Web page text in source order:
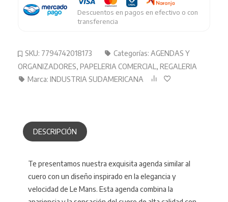
cantidad
SKU: 7794742018173 Categorías: AGENDAS Y
ORGANIZADORES, PAPELERIA COMERCIAL , REGALERIA
Marca: INDUSTRIA SUDAMERICANA
Descuentos en pagos en efectivo o con
transferencia
DESCRIPCIÓN
Te presentamos nuestra exquisita agenda similar al
cuero con un diseño inspirado en la elegancia y
velocidad de Le Mans. Esta agenda combina la